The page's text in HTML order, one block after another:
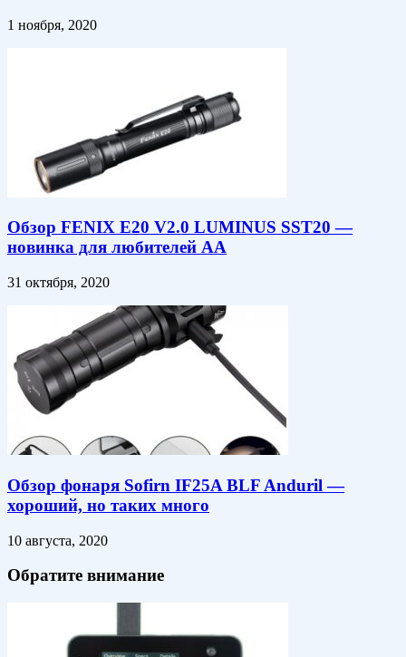
1 ноября, 2020
Обзор FENIX E20 V2.0 LUMINUS SST20 —
новинка для любителей АА
31 октября, 2020
Обзор фонаря Sofirn IF25A BLF Anduril —
хороший, но таких много
10 августа, 2020
Обратите внимание